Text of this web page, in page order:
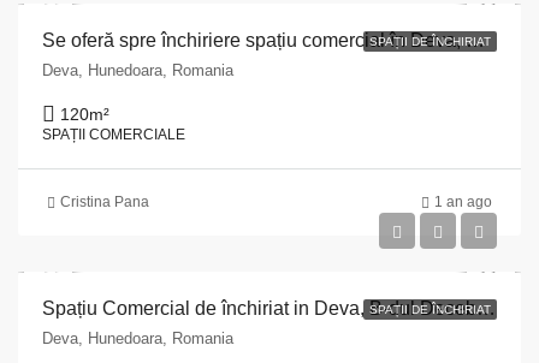
SPAȚII DE ÎNCHIRIAT
Se oferă spre închiriere spațiu comercial în Deva, Str.M15, bl 67, sc A, parter 75 mp
Deva, Hunedoara, Romania
120m²
SPAȚII COMERCIALE
Cristina Pana 1 an ago
SPAȚII DE ÎNCHIRIAT
Spațiu Comercial de închiriat in Deva, B-dul Decebal, bl.16, sc.K, parter 120 mp
Deva, Hunedoara, Romania